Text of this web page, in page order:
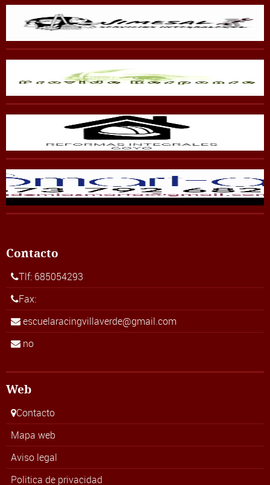
Contacto
Tlf: 685054293
Fax:
escuelaracingvillaverde@gmail.com
no
Web
Contacto
Mapa web
Aviso legal
Politica de privacidad